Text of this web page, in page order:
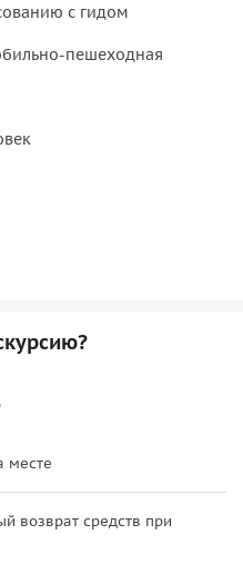
с гидом
пешеходная
месте
возврат средств при